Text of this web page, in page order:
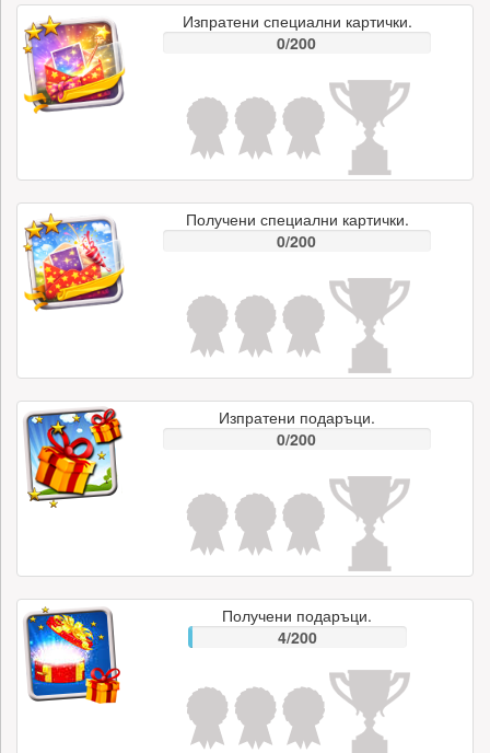
Изпратени специални картички.
0/200
Получени специални картички.
0/200
Изпратени подаръци.
0/200
Получени подаръци.
4/200